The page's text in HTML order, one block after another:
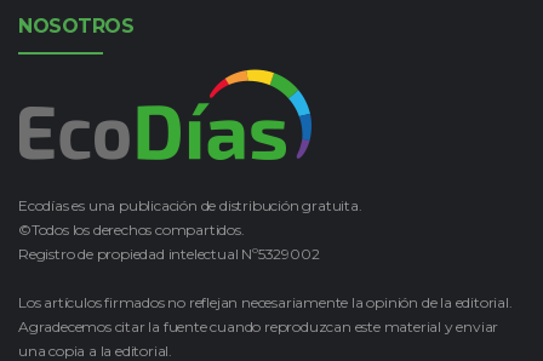
NOSOTROS
Ecodías es una publicación de distribución gratuita.
©Todos los derechos compartidos.
Registro de propiedad intelectual Nº5329002
Los artículos firmados no reflejan necesariamente la opinión de la editorial.
Agradecemos citar la fuente cuando reproduzcan este material y enviar
una copia a la editorial.